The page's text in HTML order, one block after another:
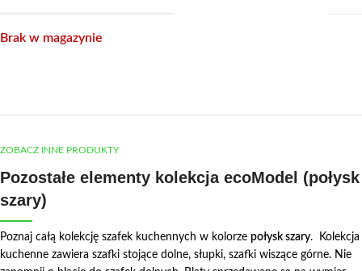
Brak w magazynie
ZOBACZ INNE PRODUKTY
Pozostałe elementy kolekcja ecoModel (połysk
szary)
Poznaj całą kolekcję szafek kuchennych w kolorze połysk szary. Kolekcja
kuchenne zawiera szafki stojące dolne, słupki, szafki wiszące górne. Nie